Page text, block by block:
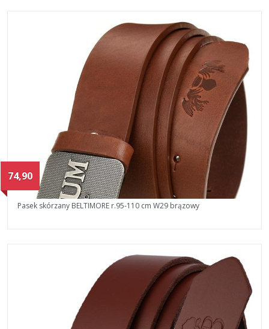
74,90
Pasek skórzany BELTIMORE r.95-110 cm W29 brązowy